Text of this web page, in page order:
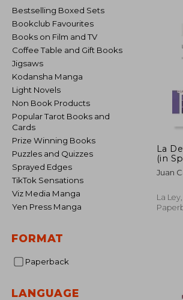
Bestselling Boxed Sets
Bookclub Favourites
Books on Film and TV
Coffee Table and Gift Books
Jigsaws
Kodansha Manga
Light Novels
Non Book Products
Popular Tarot Books and
Cards
Prize Winning Books
Puzzles and Quizzes
Sprayed Edges
TikTok Sensations
Viz Media Manga
Yen Press Manga
FORMAT
Paperback
LANGUAGE
La
(in
Juan
La